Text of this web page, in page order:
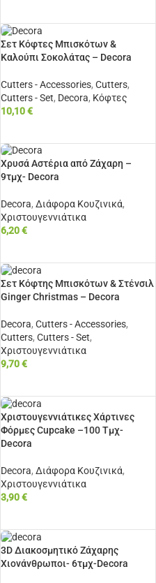
Σετ Κόφτες Μπισκότων &
Καλούπι Σοκολάτας – Decora
Cutters - Accessories, Cutters,
Cutters - Set, Decora, Κόφτες
10,10€
Χρυσά Αστέρια από Ζάχαρη –
9τμχ- Decora
Decora, Διάφορα Κουζινικά,
Χριστουγεννιάτικα
6,20€
Σετ Κόφτης Μπισκότων & Στένσιλ
Ginger Christmas – Decora
Decora, Cutters - Accessories,
Cutters, Cutters - Set,
Χριστουγεννιάτικα
9,70€
Χριστουγεννιάτικες Χάρτινες
Φόρμες Cupcake –100 Τμχ-
Decora
Decora, Διάφορα Κουζινικά,
Χριστουγεννιάτικα
3,90€
3D Διακοσμητικό Ζάχαρης
Χιονάνθρωποι- 6τμχ-Decora